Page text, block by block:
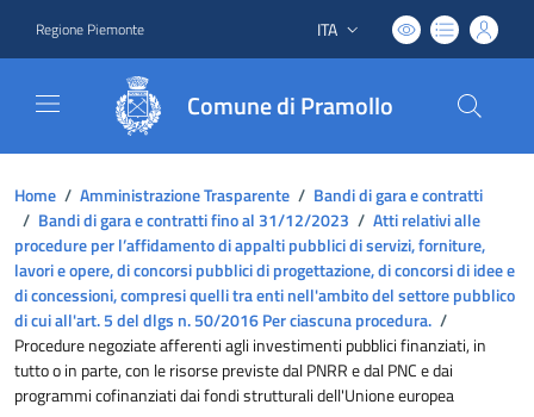
Regione Piemonte Lingua attiva:
ITA
Comune di Pramollo
Home / Amministrazione Trasparente / Bandi di gara e contratti
/ Bandi di gara e contratti fino al 31/12/2023 / Atti relativi alle
procedure per l’affidamento di appalti pubblici di servizi, forniture,
lavori e opere, di concorsi pubblici di progettazione, di concorsi di idee e
di concessioni, compresi quelli tra enti nell'ambito del settore pubblico
di cui all'art. 5 del dlgs n. 50/2016 Per ciascuna procedura. /
Procedure negoziate afferenti agli investimenti pubblici finanziati, in
tutto o in parte, con le risorse previste dal PNRR e dal PNC e dai
programmi cofinanziati dai fondi strutturali dell'Unione europea